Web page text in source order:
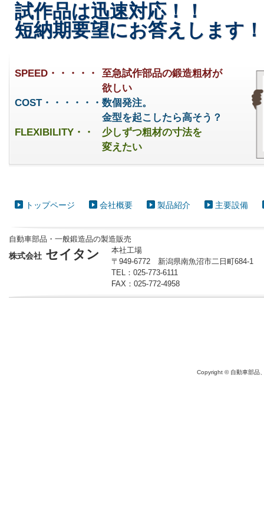
試作品は迅速対応！！
短納期要望にお答えします！
SPEED・・・・・
至急試作部品の鍛造粗材が
欲しい
COST・・・・・・ 数個発注。
金型を起こしたら高そう？
FLEXIBILITY・・
少しずつ粗材の寸法を
変えたい
トップページ 会社概要 製品紹介 主要設備
自動車部品・一般鍛造品の製造販売
株式会社 セイタン
本社工場
〒949-6772 新潟県南魚沼市二日町684-1
TEL：025-773-6111
FAX：025-772-4958
Copyright © 自動車部品